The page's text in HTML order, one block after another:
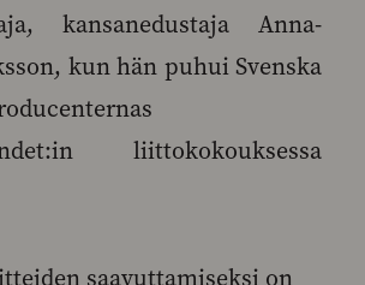
kansanedustaja Anna-
kun hän puhui Svenska
liittokokouksessa
saavuttamiseksi on